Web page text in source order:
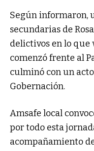
Según informaron,
secundarias de
delictivos en lo que
comenzó frente al
culminó con un
Gobernación.
Amsafe local
por todo esta
acompañamiento